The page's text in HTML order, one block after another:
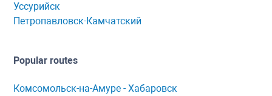
Уссурийск
Петропавловск-Камчатский
Popular routes
Комсомольск-нa-Амуре - Хaбaровск